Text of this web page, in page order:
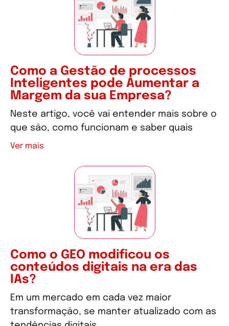
Como a Gestão de processos
Inteligentes pode Aumentar a
Margem da sua Empresa?
Neste artigo, você vai entender mais sobre o
que são, como funcionam e saber quais
Ver mais
Como o GEO modificou os
conteúdos digitais na era das
IAs?
Em um mercado em cada vez maior
transformação, se manter atualizado com as